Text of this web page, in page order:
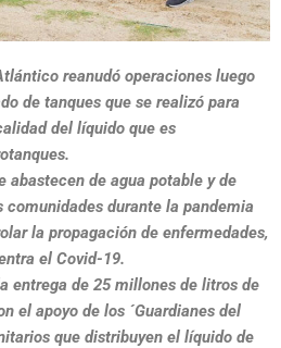
reanudó operaciones luego
de tanques que se realizó para
del líquido que es
abastecen de agua potable y de
comunidades durante la pandemia
la propagación de enfermedades,
el Covid-19.
entrega de 25 millones de litros de
el apoyo de los ´Guardianes del
que distribuyen el líquido de